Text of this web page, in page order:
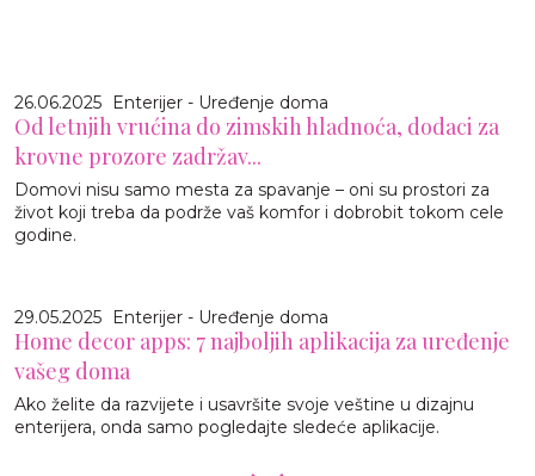
26.06.2025 Enterijer - Uređenje doma
Od letnjih vrućina do zimskih hladnoća, dodaci za
krovne prozore zadržav...
Domovi nisu samo mesta za spavanje – oni su prostori za
život koji treba da podrže vaš komfor i dobrobit tokom cele
godine.
29.05.2025 Enterijer - Uređenje doma
Home decor apps: 7 najboljih aplikacija za uređenje
vašeg doma
Ako želite da razvijete i usavršite svoje veštine u dizajnu
enterijera, onda samo pogledajte sledeće aplikacije.